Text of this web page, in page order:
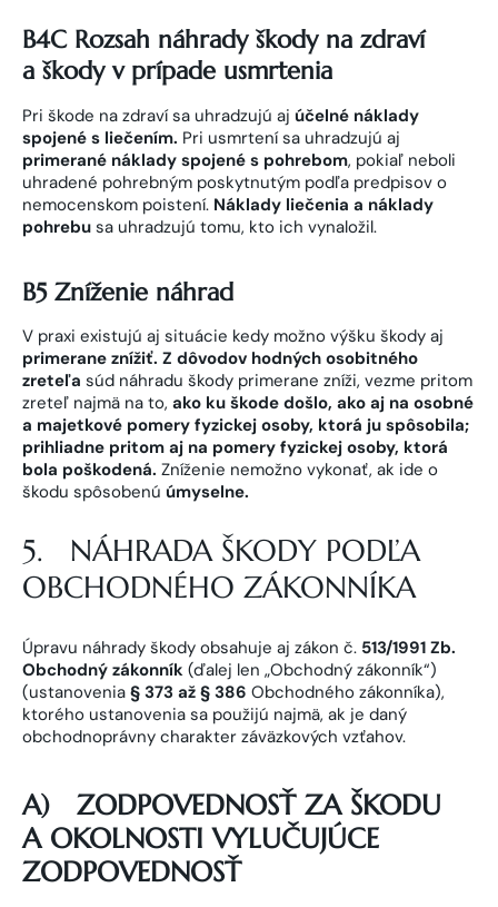
B4C Rozsah náhrady škody na zdraví
a škody v prípade usmrtenia
Pri škode na zdraví sa uhradzujú aj účelné náklady
spojené s liečením. Pri usmrtení sa uhradzujú aj
primerané náklady spojené s pohrebom, pokiaľ neboli
uhradené pohrebným poskytnutým podľa predpisov o
nemocenskom poistení. Náklady liečenia a náklady
pohrebu sa uhradzujú tomu, kto ich vynaložil.
B5 Zníženie náhrad
V praxi existujú aj situácie kedy možno výšku škody aj
primerane znížiť. Z dôvodov hodných osobitného
zreteľa súd náhradu škody primerane zníži, vezme pritom
zreteľ najmä na to, ako ku škode došlo, ako aj na osobné
a majetkové pomery fyzickej osoby, ktorá ju spôsobila;
prihliadne pritom aj na pomery fyzickej osoby, ktorá
bola poškodená. Zníženie nemožno vykonať, ak ide o
škodu spôsobenú úmyselne.
5. NÁHRADA ŠKODY PODĽA
OBCHODNÉHO ZÁKONNÍKA
Úpravu náhrady škody obsahuje aj zákon č. 513/1991 Zb.
Obchodný zákonník (ďalej len „Obchodný zákonník“)
(ustanovenia § 373 až § 386 Obchodného zákonníka),
ktorého ustanovenia sa použijú najmä, ak je daný
obchodnoprávny charakter záväzkových vzťahov.
A) ZODPOVEDNOSŤ ZA ŠKODU
A OKOLNOSTI VYLUČUJÚCE
ZODPOVEDNOSŤ